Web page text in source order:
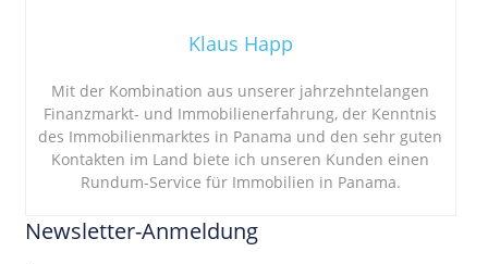
Klaus Happ
Mit der Kombination aus unserer jahrzehntelangen
Finanzmarkt- und Immobilienerfahrung, der Kenntnis
des Immobilienmarktes in Panama und den sehr guten
Kontakten im Land biete ich unseren Kunden einen
Rundum-Service für Immobilien in Panama.
Newsletter-Anmeldung